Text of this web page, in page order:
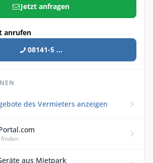
Jetzt anfragen
anrufen
08141-5 ...
des Vermieters anzeigen
aus Mietpark